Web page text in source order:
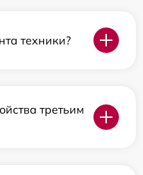
техники?
третьим